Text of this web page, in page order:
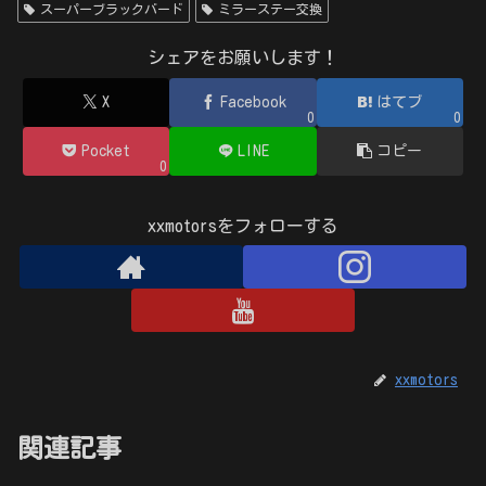
スーパーブラックバード ミラーステー交換
シェアをお願いします！
X Facebook
0
はてブ
0
Pocket
0
LINE コピー
xxmotorsをフォローする
xxmotors
関連記事